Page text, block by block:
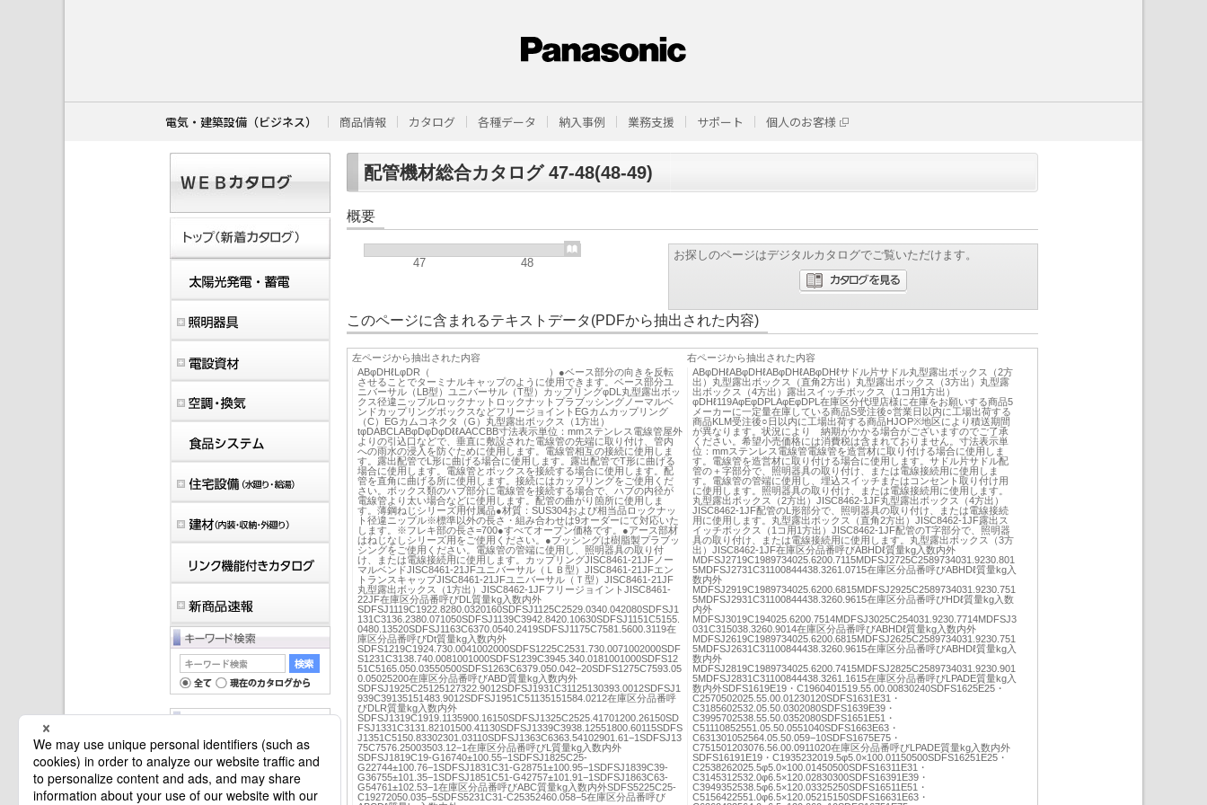
電気・建築設備（ビジネス） 商品情報 カタログ 各種データ 納入事例 業務支援 サポート 個人のお客様
配管機材総合カタログ 47-48(48-49)
概要
47 48
お探しのページはデジタルカタログでご覧いただけます。
このページに含まれるテキストデータ(PDFから抽出された内容)
左ページから抽出された内容
ABφDHℓLφDR（ ）●ベース部分の向きを反転
させることでターミナルキャップのように使用できます。ベース部分ユ
ニバーサル（LB型）ユニバーサル（T型）カップリングφDL丸型露出ボッ
クス径違ニップルロックナットロックナットプラブッシングノーマルベ
ンドカップリングボックスなどフリージョイントEGカムカップリング
（C）EGカムコネクタ（G）丸型露出ボックス（1方出）
tφDABCLABφDφDφDℓℓAACCBB寸法表示単位：mmステンレス電線管屋外
よりの引込口などで、垂直に敷設された電線管の先端に取り付け、管内
への雨水の浸入を防ぐために使用します。電線管相互の接続に使用しま
す。露出配管でL形に曲げる場合に使用します。露出配管でT形に曲げる
場合に使用します。電線管とボックスを接続する場合に使用します。配
管を直角に曲げる所に使用します。接続にはカップリングをご使用くだ
さい。ボックス類のハブ部分に電線管を接続する場合で、ハブの内径が
電線管より太い場合などに使用します。配管の曲がり箇所に使用しま
す。薄鋼ねじシリーズ用付属品●材質：SUS304および相当品ロックナッ
ト径違ニップル※標準以外の長さ・組み合わせは9オーダーにて対応いた
します。※フレキ部の長さ=700●すべてオープン価格です。●アース部材
はねじなしシリーズ用をご使用ください。●ブッシングは樹脂製プラブッ
シングをご使用ください。電線管の管端に使用し、照明器具の取り付
け、または電線接続用に使用します。カップリングJISC8461-21JFノー
マルベンドJISC8461-21JFユニバーサル（ＬＢ型）JISC8461-21JFエン
トランスキャップJISC8461-21JFユニバーサル（Ｔ型）JISC8461-21JF
丸型露出ボックス（1方出）JISC8462-1JFフリージョイントJISC8461-
22JF在庫区分品番呼びDL質量kg入数内外
SDFSJ1119C1922.8280.0320160SDFSJ1125C2529.0340.042080SDFSJ1
131C3136.2380.071050SDFSJ1139C3942.8420.10630SDFSJ1151C5155.
0480.13520SDFSJ1163C6370.0540.2419SDFSJ1175C7581.5600.3119在
庫区分品番呼びDt質量kg入数内外
SDFS1219C1924.730.0041002000SDFS1225C2531.730.0071002000SDF
S1231C3138.740.0081001000SDFS1239C3945.340.0181001000SDFS12
51C5165.050.03550500SDFS1263C6379.050.042−20SDFS1275C7593.05
0.05025200在庫区分品番呼びABD質量kg入数内外
SDFSJ1925C25125127322.9012SDFSJ1931C31125130393.0012SDFSJ1
939C39135151483.9012SDFSJ1951C51135151584.0212在庫区分品番呼
びDLR質量kg入数内外
SDFSJ1319C1919.1135900.16150SDFSJ1325C2525.41701200.26150SD
FSJ1331C3131.82101500.41130SDFSJ1339C3938.12551800.60115SDFS
J1351C5150.83302301.03110SDFSJ1363C6363.54102901.61−1SDFSJ13
75C7576.25003503.12−1在庫区分品番呼びL質量kg入数内外
SDFSJ1819C19-G16740±100.55−1SDFSJ1825C25-
G22744±100.76−1SDFSJ1831C31-G28751±100.95−1SDFSJ1839C39-
G36755±101.35−1SDFSJ1851C51-G42757±101.91−1SDFSJ1863C63-
G54761±102.53−1在庫区分品番呼びABC質量kg入数内外SDFS5225C25-
C19272050.035−5SDFS5231C31-C25352460.058−5在庫区分品番呼び
右ページから抽出された内容
ABφDHℓABφDHℓABφDHℓABφDHℓサドル片サドル丸型露出ボックス（2方
出）丸型露出ボックス（直角2方出）丸型露出ボックス（3方出）丸型露
出ボックス（4方出）露出スイッチボックス（1コ用1方出）
φDHℓ119AφEφDPLAφEφDPL在庫区分代理店様に在庫をお願いする商品5
メーカーに一定量在庫している商品S受注後○営業日以内に工場出荷する
商品KLM受注後○日以内に工場出荷する商品HJOP※地区により積送期間
が異なります。状況により 納期がかかる場合がございますのでご了承
ください。希望小売価格には消費税は含まれておりません。寸法表示単
位：mmステンレス電線管電線管を造営材に取り付ける場合に使用しま
す。電線管を造営材に取り付ける場合に使用します。サドル片サドル配
管の＋字部分で、照明器具の取り付け、または電線接続用に使用しま
す。電線管の管端に使用し、埋込スイッチまたはコンセント取り付け用
に使用します。照明器具の取り付け、または電線接続用に使用します。
丸型露出ボックス（2方出）JISC8462-1JF丸型露出ボックス（4方出）
JISC8462-1JF配管のL形部分で、照明器具の取り付け、または電線接続
用に使用します。丸型露出ボックス（直角2方出）JISC8462-1JF露出ス
イッチボックス（1コ用1方出）JISC8462-1JF配管のT字部分で、照明器
具の取り付け、または電線接続用に使用します。丸型露出ボックス（3方
出）JISC8462-1JF在庫区分品番呼びABHDℓ質量kg入数内外
MDFSJ2719C1989734025.6200.7115MDFSJ2725C2589734031.9230.801
5MDFSJ2731C31100844438.3261.0715在庫区分品番呼びABHDℓ質量kg入
数内外
MDFSJ2919C1989734025.6200.6815MDFSJ2925C2589734031.9230.751
5MDFSJ2931C31100844438.3260.9615在庫区分品番呼びHDℓ質量kg入数
内外
MDFSJ3019C194025.6200.7514MDFSJ3025C254031.9230.7714MDFSJ3
031C315038.3260.9014在庫区分品番呼びABHDℓ質量kg入数内外
MDFSJ2619C1989734025.6200.6815MDFSJ2625C2589734031.9230.751
5MDFSJ2631C31100844438.3260.9615在庫区分品番呼びABHDℓ質量kg入
数内外
MDFSJ2819C1989734025.6200.7415MDFSJ2825C2589734031.9230.901
5MDFSJ2831C31100844438.3261.1615在庫区分品番呼びLPADE質量kg入
数内外SDFS1619E19・C1960401519.55.00.00830240SDFS1625E25・
C2570502025.55.00.01230120SDFS1631E31・
C3185602532.05.50.0302080SDFS1639E39・
C3995702538.55.50.0352080SDFS1651E51・
C51110852551.05.50.0551040SDFS1663E63・
C631301052564.05.50.059−10SDFS1675E75・
C751501203076.56.00.0911020在庫区分品番呼びLPADE質量kg入数内外
SDFS16191E19・C1935232019.5φ5.0×100.01150500SDFS16251E25・
C2538262025.5φ5.0×100.01450500SDFS16311E31・
C3145312532.0φ6.5×120.02830300SDFS16391E39・
C3949352538.5φ6.5×120.03325250SDFS16511E51・
C5156422551.0φ6.5×120.05215150SDFS16631E63・
マイバインダーは空です。